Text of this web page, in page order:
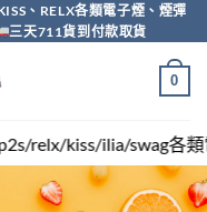
、RELX各類電子煙、煙彈
三天711貨到付款取貨
0
電子煙煙彈買越多越便宜